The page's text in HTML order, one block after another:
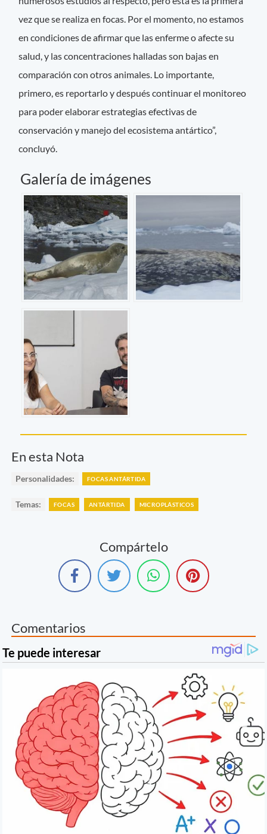
vez que se realiza en focas. Por el momento, no estamos
en condiciones de afirmar que las enferme o afecte su
salud, y las concentraciones halladas son bajas en
comparación con otros animales. Lo importante,
primero, es reportarlo y después continuar el monitoreo
para poder elaborar estrategias efectivas de
conservación y manejo del ecosistema antártico”,
concluyó.
Galería de imágenes
En esta Nota
Personalidades: FOCAS ANTÁRTIDA
Temas: FOCAS ANTÁRTIDA MICROPLÁSTICOS
Compártelo
Comentarios